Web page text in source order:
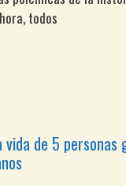
todos
vida de 5 personas